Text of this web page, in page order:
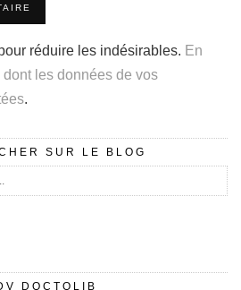
réduire les indésirables. En
les données de vos
.
SUR LE BLOG
DOCTOLIB